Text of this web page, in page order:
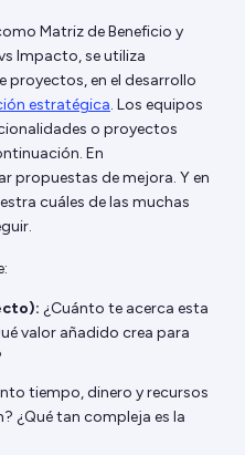
Matriz de Beneficio y
Impacto, se utiliza
proyectos, en el desarrollo
estratégica. Los equipos
o proyectos
En
propuestas de mejora. Y en
cuáles de las muchas
¿Cuánto te acerca esta
valor añadido crea para
tiempo, dinero y recursos
¿Qué tan compleja es la